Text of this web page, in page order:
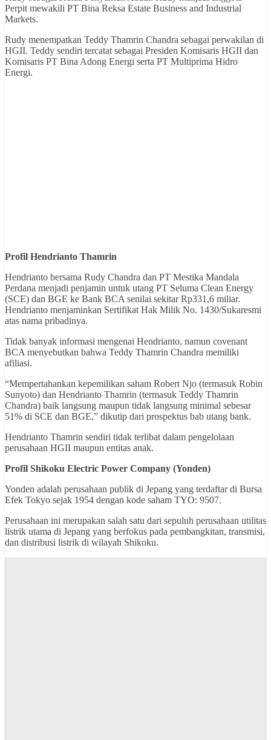
Perpit mewakili PT Bina Reksa Estate Business and Industrial
Markets.
Rudy menempatkan Teddy Thamrin Chandra sebagai perwakilan di
HGII. Teddy sendiri tercatat sebagai Presiden Komisaris HGII dan
Komisaris PT Bina Adong Energi serta PT Multiprima Hidro
Energi.
Profil Hendrianto Thamrin
Hendrianto bersama Rudy Chandra dan PT Mestika Mandala
Perdana menjadi penjamin untuk utang PT Seluma Clean Energy
(SCE) dan BGE ke Bank BCA senilai sekitar Rp331,6 miliar.
Hendrianto menjaminkan Sertifikat Hak Milik No. 1430/Sukaresmi
atas nama pribadinya.
Tidak banyak informasi mengenai Hendrianto, namun covenant
BCA menyebutkan bahwa Teddy Thamrin Chandra memiliki
afiliasi.
“Mempertahankan kepemilikan saham Robert Njo (termasuk Robin
Sunyoto) dan Hendrianto Thamrin (termasuk Teddy Thamrin
Chandra) baik langsung maupun tidak langsung minimal sebesar
51% di SCE dan BGE,” dikutip dari prospektus bab utang bank.
Hendrianto Thamrin sendiri tidak terlibat dalam pengelolaan
perusahaan HGII maupun entitas anak.
Profil Shikoku Electric Power Company (Yonden)
Yonden adalah perusahaan publik di Jepang yang terdaftar di Bursa
Efek Tokyo sejak 1954 dengan kode saham TYO: 9507.
Perusahaan ini merupakan salah satu dari sepuluh perusahaan utilitas
listrik utama di Jepang yang berfokus pada pembangkitan, transmisi,
dan distribusi listrik di wilayah Shikoku.